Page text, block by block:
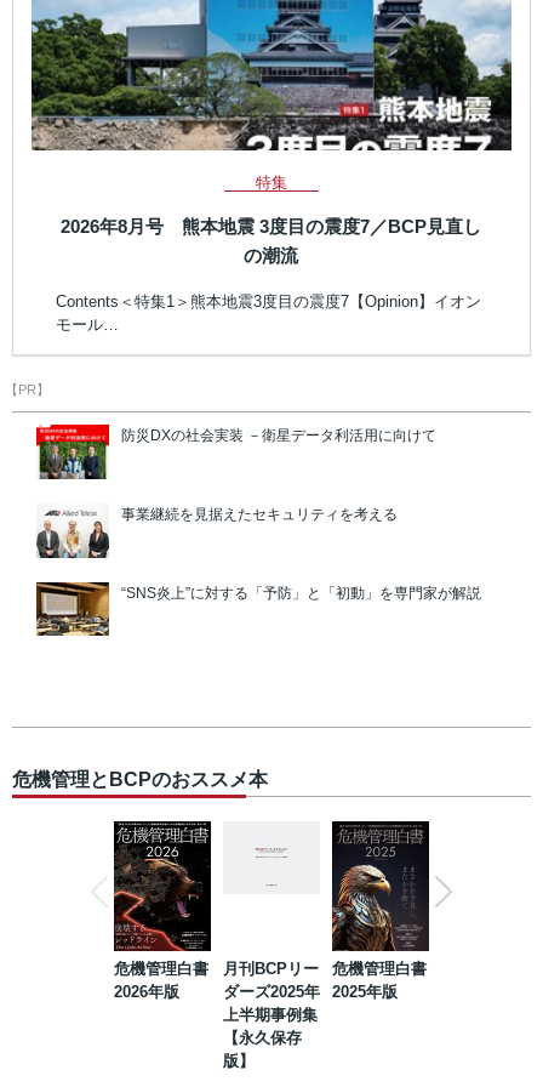
特集
2026年8月号 熊本地震 3度目の震度7／BCP見直し
の潮流
Contents＜特集1＞熊本地震3度目の震度7【Opinion】イオン
モール…
【PR】
防災DXの社会実装 －衛星データ利活用に向けて
事業継続を見据えたセキュリティを考える
“SNS炎上”に対する「予防」と「初動」を専門家が解説
危機管理とBCPのおススメ本
危機管理白書
2026年版
月刊BCPリー
ダーズ2025年
上半期事例集
【永久保存
版】
危機管理白書
2025年版